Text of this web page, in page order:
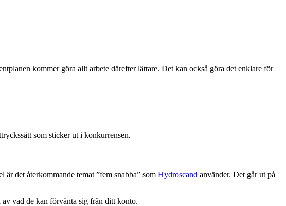
kommer göra allt arbete därefter lättare. Det kan också göra det enklare för
som sticker ut i konkurrensen.
det återkommande temat ”fem snabba” som Hydroscand använder. Det går ut på
vad de kan förvänta sig från ditt konto.